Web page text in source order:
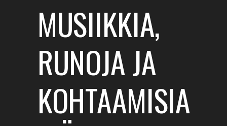
MUSIIKKIA,
RUNOJA JA
KOHTAAMISIA